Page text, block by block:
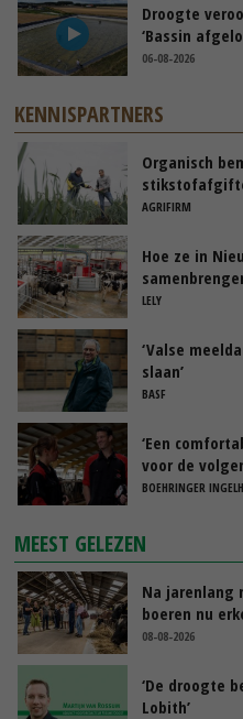
Droogte
‘Bassin
06-08-2026
KENNISPARTNERS
Organisch
AGRIFIRM
Hoe ze in
LELY
‘Valse
slaan’
BASF
‘Een
voor de
BOEHRINGER
MEEST GELEZEN
Na jarenlang
boeren nu
08-08-2026
‘De droogte
Lobith’